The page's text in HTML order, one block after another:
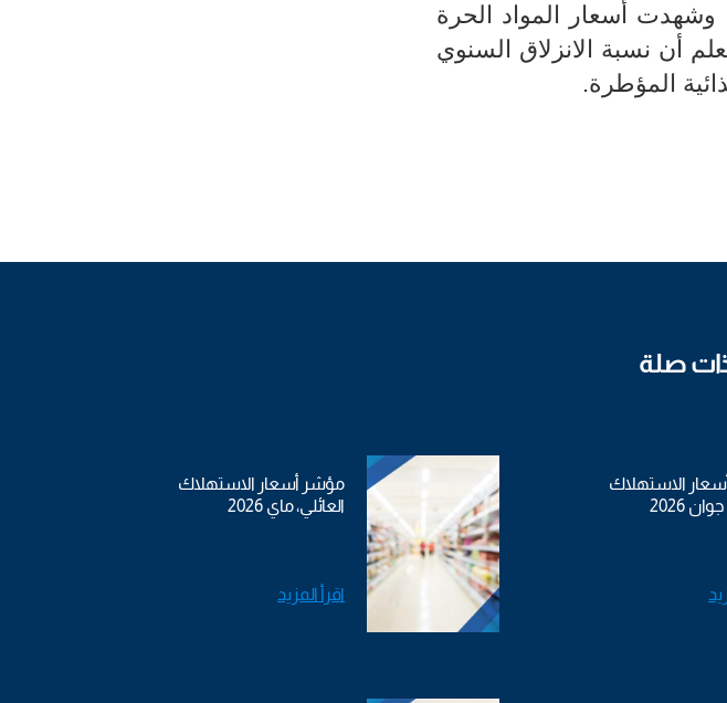
وشهدت أسعار المواد الحرة
أن نسبة الانزلاق السنوي
.
صلة
الاستهلاك
2026
مؤشر أسعار الاستهلاك
العائلي، ماي 2026
اقرأ المزيد